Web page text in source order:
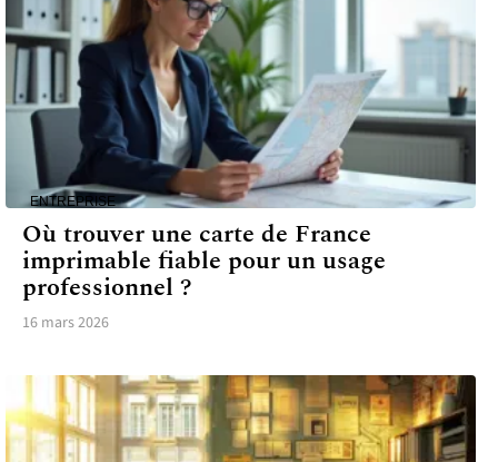
ENTREPRISE
Où trouver une carte de France
imprimable fiable pour un usage
professionnel ?
16 mars 2026